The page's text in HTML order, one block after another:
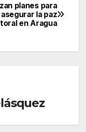
planes para
asegurar la paz
en Aragua